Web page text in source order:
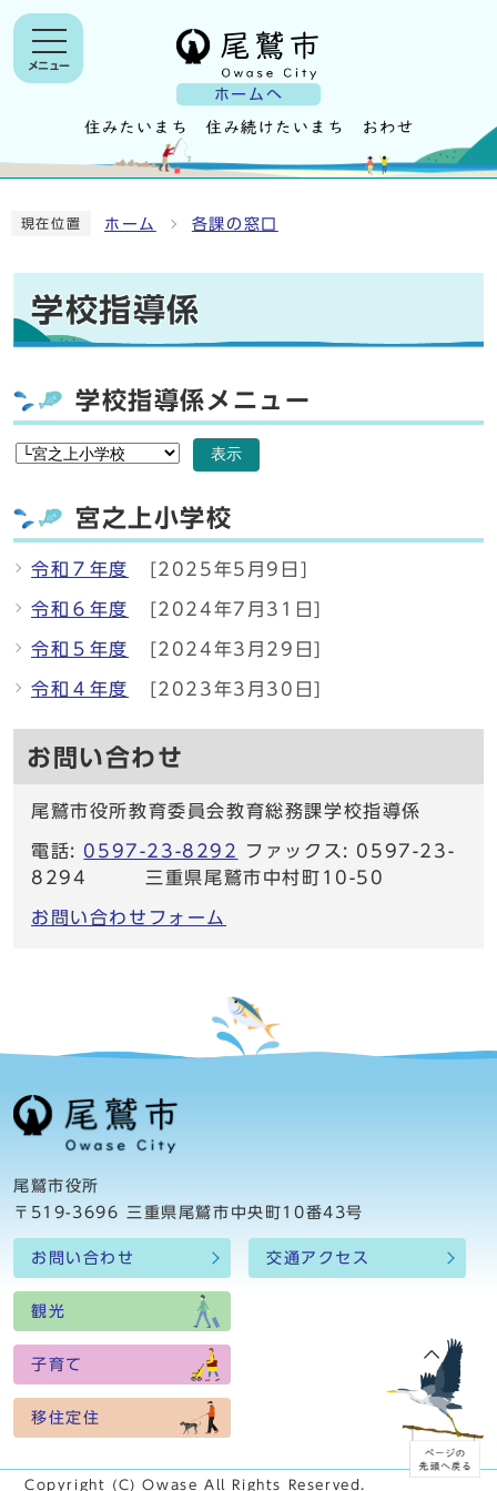
ホームへ
メニュー
現在位置 ホーム 各課の窓口
学校指導係
学校指導係メニュー
表示
宮之上小学校
令和７年度 [2025年5月9日]
令和６年度 [2024年7月31日]
令和５年度 [2024年3月29日]
令和４年度 [2023年3月30日]
お問い合わせ
尾鷲市役所教育委員会教育総務課学校指導係
電話: 0597-23-8292
ファックス: 0597-23-
8294 三重県尾鷲市中村町10-50
お問い合わせフォーム
尾鷲市役所
〒519-3696 三重県尾鷲市中央町10番43号
お問い合わせ 交通アクセス
観光
子育て
移住定住
Copyright (C) Owase All Rights Reserved.